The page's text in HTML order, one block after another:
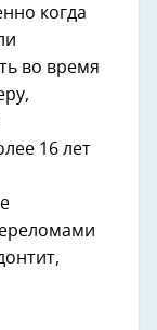
когда
во время
16 лет